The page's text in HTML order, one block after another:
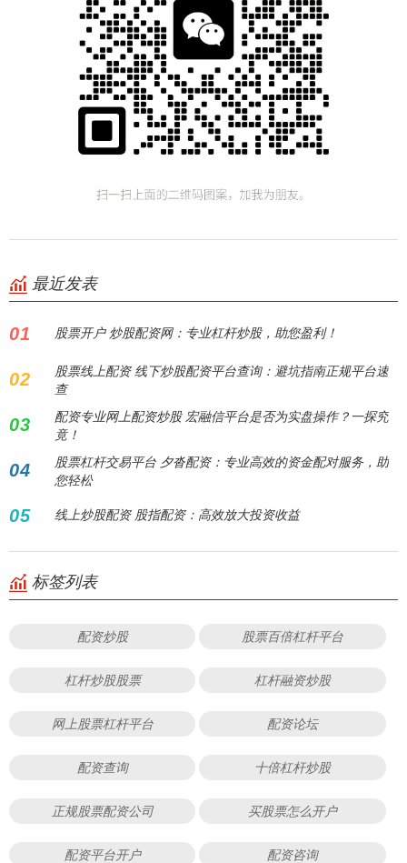
最近发表
01 股票开户 炒股配资网：专业杠杆炒股，助您盈利！
02
股票线上配资 线下炒股配资平台查询：避坑指南正规平台速
查
03
配资专业网上配资炒股 宏融信平台是否为实盘操作？一探究
竟！
04
股票杠杆交易平台 夕沓配资：专业高效的资金配对服务，助
您轻松
05 线上炒股配资 股指配资：高效放大投资收益
标签列表
配资炒股 股票百倍杠杆平台
杠杆炒股股票 杠杆融资炒股
网上股票杠杆平台 配资论坛
配资查询 十倍杠杆炒股
正规股票配资公司 买股票怎么开户
配资平台开户 配资咨询